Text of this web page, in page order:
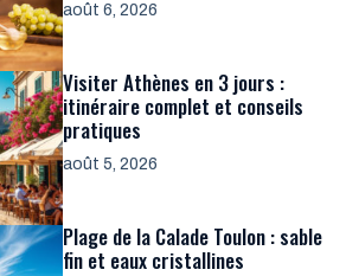
août 6, 2026
Visiter Athènes en 3 jours :
itinéraire complet et conseils
pratiques
août 5, 2026
Plage de la Calade Toulon : sable
fin et eaux cristallines